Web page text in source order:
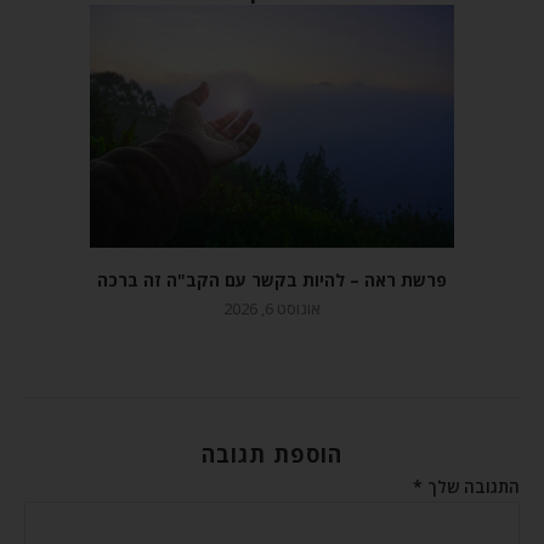
פרשת ראה – להיות בקשר עם הקב"ה זה ברכה
אוגוסט 6, 2026
הוספת תגובה
התגובה שלך*